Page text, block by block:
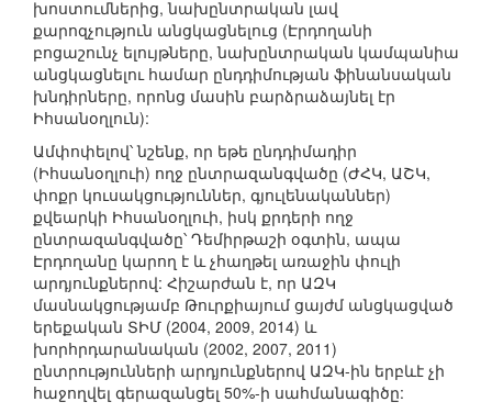
խոստումներից, նախընտրական լավ
քարոզչություն անցկացնելուց (Էրդողանի
բոցաշունչ ելույթները, նախընտրական կամպանիա
անցկացնելու համար ընդդիմության ֆինանսական
խնդիրները, որոնց մասին բարձրաձայնել էր
Իհսանօղլուն):
Ամփոփելով՝ նշենք, որ եթե ընդդիմադիր
(Իհսանօղլուի) ողջ ընտրազանգվածը (ԺՀԿ, ԱՇԿ,
փոքր կուսակցություններ, գյուլենականներ)
քվեարկի Իհսանօղլուի, իսկ քրդերի ողջ
ընտրազանգվածը՝ Դեմիրթաշի օգտին, ապա
Էրդողանը կարող է և չհաղթել առաջին փուլի
արդյունքներով: Հիշարժան է, որ ԱԶԿ
մասնակցությամբ Թուրքիայում ցայժմ անցկացված
երեքական ՏԻՄ (2004, 2009, 2014) և
խորհրդարանական (2002, 2007, 2011)
ընտրությունների արդյունքներով ԱԶԿ-ին երբևէ չի
հաջողվել գերազանցել 50%-ի սահմանագիծը: